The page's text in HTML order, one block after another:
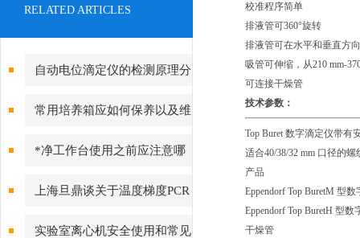
RELATED ARTICLES
自动电位滴定仪的检测原理分
析
常用培养箱应如何保养以及维
护方法
*净工作台使用之前应注意哪
些方面
上海旦鼎谈关于温度梯度PCR
和降落PCR
实验室离心机安全使用和常见
校准程序简单
排液管可360°旋转
排液管可在水平和垂直方
吸管可伸缩，从210 mm-
可连接干燥管
技术参数：
Top Buret 数字滴定仪带有
适合40/38/32 mm 口径的
产
Eppendorf Top BuretM 型
Eppendorf Top BuretH 型
干燥管